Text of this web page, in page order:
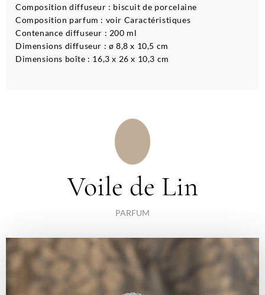
Composition diffuseur : biscuit de porcelaine
Composition parfum : voir Caractéristiques
Contenance diffuseur : 200 ml
Dimensions diffuseur : ø 8,8 x 10,5 cm
Dimensions boîte : 16,3 x 26 x 10,3 cm
Voile de Lin
PARFUM